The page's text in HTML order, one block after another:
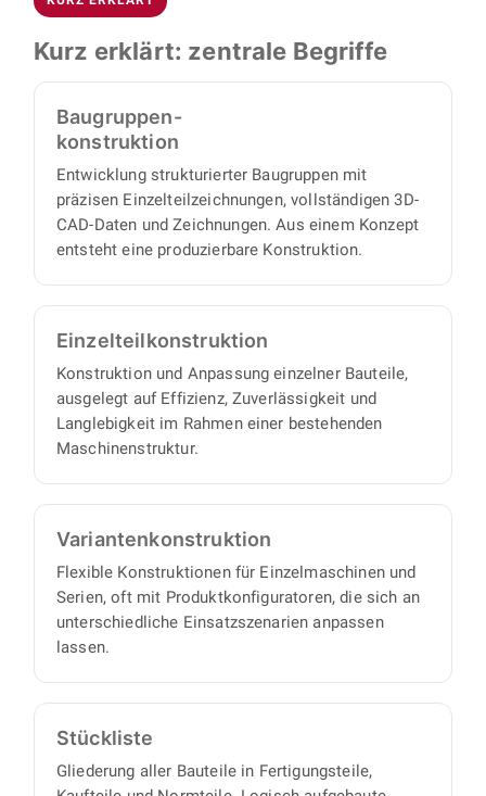
Ihnen einen vollständigen Satz an
Konstruktionsunterlagen, mit minimalem
Abstimmungs- und Aufsichtsaufwand auf Ihrer
Seite.
bis zu fertigungsreifen Unterlagen.
vollständige 3D-CAD-Daten, Baugruppen- und
Montagezeichnungen, Einzelteilzeichnungen
sowie strukturierte Stücklisten. Damit lassen
beschaffen oder fertigen.
Kurz erklärt: zentrale Begriffe
Baugruppen-
konstruktion
Entwicklung strukturierter Baugruppen mit
präzisen Einzelteilzeichnungen, vollständigen 3D-
CAD-Daten und Zeichnungen. Aus einem Konzept
entsteht eine produzierbare Konstruktion.
Einzelteil­konstruktion
Konstruktion und Anpassung einzelner Bauteile,
ausgelegt auf Effizienz, Zuverlässigkeit und
Langlebigkeit im Rahmen einer bestehenden
Maschinenstruktur.
Varianten­konstruktion
Flexible Konstruktionen für Einzelmaschinen und
Serien, oft mit Produktkonfiguratoren, die sich an
unterschiedliche Einsatzszenarien anpassen
lassen.
Stückliste
Gliederung aller Bauteile in Fertigungsteile,